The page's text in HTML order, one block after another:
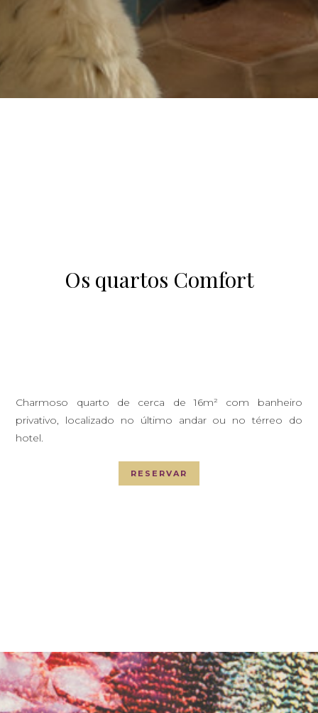
Os quartos Comfort
Charmoso quarto de cerca de 16m² com banheiro
privativo, localizado no último andar ou no térreo do
hotel.
RESERVAR